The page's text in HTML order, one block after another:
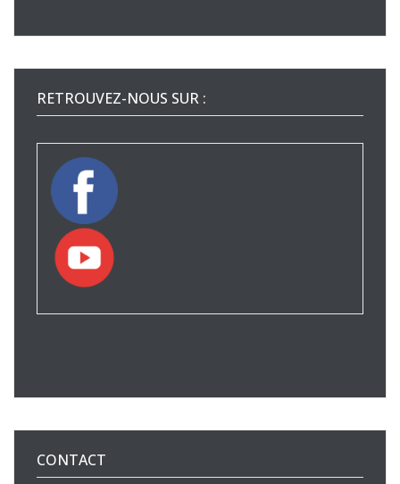
RETROUVEZ-NOUS SUR :
CONTACT